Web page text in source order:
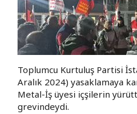
Toplumcu Kurtuluş Partisi
Aralık 2024) yasaklamaya
Metal-İş üyesi içşilerin
grevindeydi.